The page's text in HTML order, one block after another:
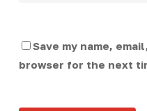
Save my name,
browser for the next